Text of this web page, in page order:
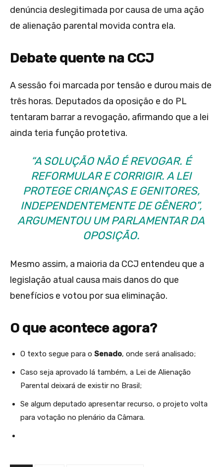
denúncia deslegitimada por causa de uma ação
de alienação parental movida contra ela.
Debate quente na CCJ
A sessão foi marcada por tensão e durou mais de
três horas. Deputados da oposição e do PL
tentaram barrar a revogação, afirmando que a lei
ainda teria função protetiva.
“A SOLUÇÃO NÃO É REVOGAR. É
REFORMULAR E CORRIGIR. A LEI
PROTEGE CRIANÇAS E GENITORES,
INDEPENDENTEMENTE DE GÊNERO”,
ARGUMENTOU UM PARLAMENTAR DA
OPOSIÇÃO.
Mesmo assim, a maioria da CCJ entendeu que a
legislação atual causa mais danos do que
benefícios e votou por sua eliminação.
O que acontece agora?
O texto segue para o Senado, onde será analisado;
Caso seja aprovado lá também, a Lei de Alienação
Parental deixará de existir no Brasil;
Se algum deputado apresentar recurso, o projeto volta
para votação no plenário da Câmara.